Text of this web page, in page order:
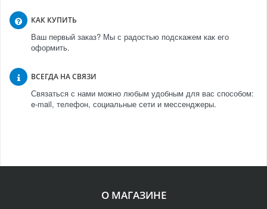
КАК КУПИТЬ
Ваш первый заказ? Мы с радостью подскажем как его
оформить.
ВСЕГДА НА СВЯЗИ
Связаться с нами можно любым удобным для вас способом:
e-mail, телефон, социальные сети и мессенджеры.
О МАГАЗИНЕ